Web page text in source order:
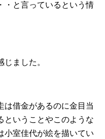
・と言っているという情
ました。
は借金があるのに金目当
ということやこのような
小室佳代が絵を描いてい